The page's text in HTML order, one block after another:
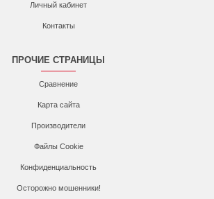
Личный кабинет
Контакты
ПРОЧИЕ СТРАНИЦЫ
Сравнение
Карта сайта
Производители
Файлы Cookie
Конфиденциальность
Осторожно мошенники!